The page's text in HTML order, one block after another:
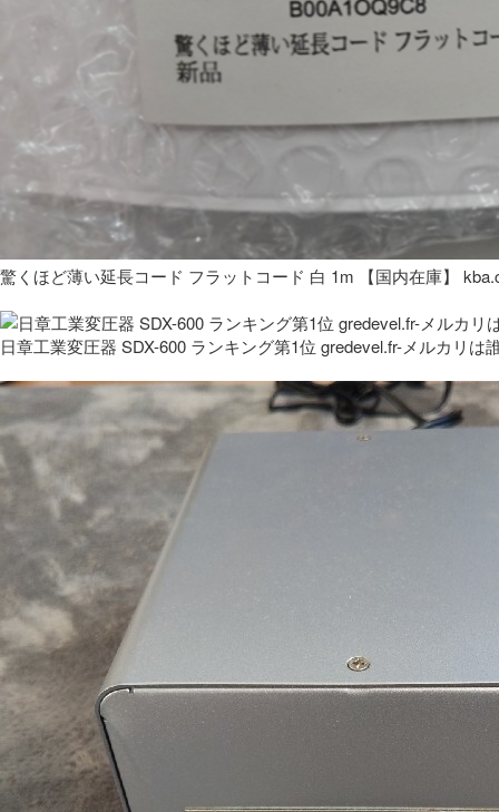
驚くほど薄い延長コード フラットコード 白 1m 【国内在庫】
日章工業変圧器 SDX-600 ランキング第1位 gredevel.fr-メルカリは